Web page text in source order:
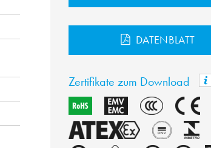
DATENBLATT
Zertifikate zum Download